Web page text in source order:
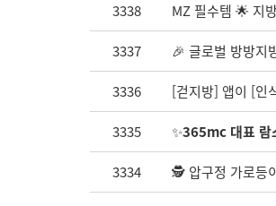
3338 MZ 필수템 🌟 지
3337 🎉 글로벌 방방지
3336 [걷지방] 앱이 [인
3335 ✨365mc 대표 람
3334 🕵️ 압구정 가로등